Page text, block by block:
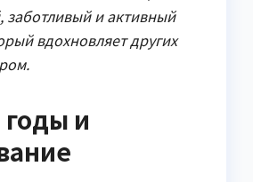
и активный
вдохновляет других
и